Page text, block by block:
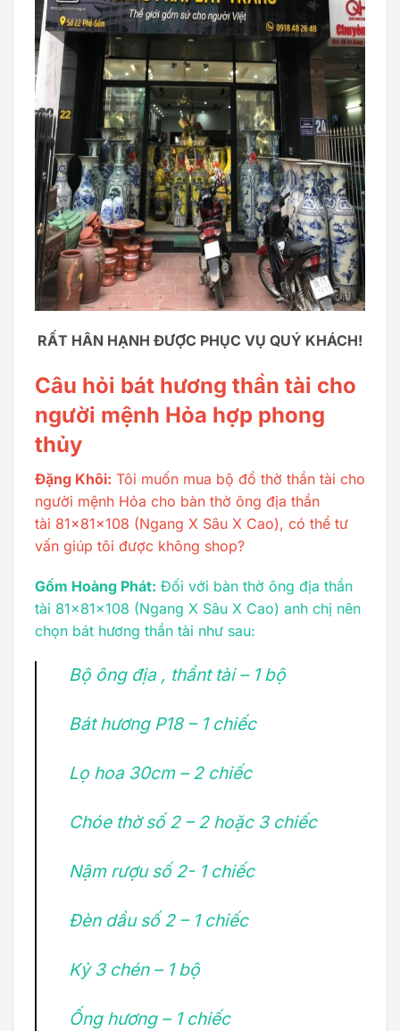
RẤT HÂN HẠNH ĐƯỢC PHỤC VỤ QUÝ KHÁCH!
Câu hỏi bát hương thần tài cho
người mệnh Hỏa hợp phong
thủy
Đặng Khôi: Tôi muốn mua bộ đồ thờ thần tài cho
người mệnh Hỏa cho bàn thờ ông địa thần
tài 81x81x108 (Ngang X Sâu X Cao), có thể tư
vấn giúp tôi được không shop?
Gốm Hoàng Phát: Đối với bàn thờ ông địa thần
tài 81x81x108 (Ngang X Sâu X Cao) anh chị nên
chọn bát hương thần tài như sau:
Bộ ông địa , thầnt tài – 1 bộ
Bát hương P18 – 1 chiếc
Lọ hoa 30cm – 2 chiếc
Chóe thờ số 2 – 2 hoặc 3 chiếc
Nậm rượu số 2- 1 chiếc
Đèn dầu số 2 – 1 chiếc
Kỷ 3 chén – 1 bộ
Ống hương – 1 chiếc